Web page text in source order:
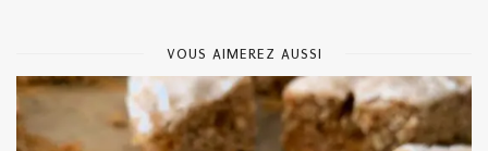
VOUS AIMEREZ AUSSI